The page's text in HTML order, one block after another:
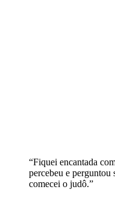
“Fiquei encantada
percebeu e perguntou
comecei o judô.”